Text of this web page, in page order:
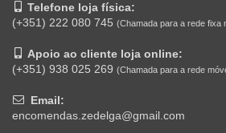
Telefone loja física:
(+351) 222 080 745 (Chamada para a rede fixa
Apoio ao cliente loja online:
(+351) 938 025 269 (Chamada para a rede
Email:
encomendas.zedelga@gmail.com